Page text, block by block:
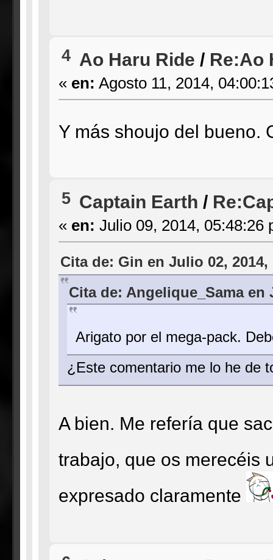
4 Ao Haru Ride / Re:Ao
« en: Agosto 11, 2014,
Y más shoujo del bueno.
5 Captain Earth /
« en: Julio 09, 2014, 05:48:26
Cita de: Gin en Julio 02, 2014,
Cita de: Angelique_Sama en
Arigato por el mega-pack.
¿Este comentario me lo he de
A bien. Me refería que
trabajo, que os merecéis
expresado claramente